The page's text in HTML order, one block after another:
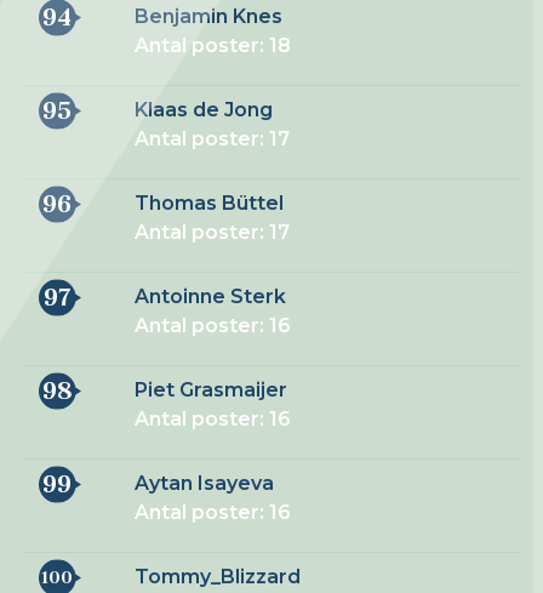
94
Benjamin Knes
Antal poster: 18
95
Klaas de Jong
Antal poster: 17
96
Thomas Büttel
Antal poster: 17
97
Antoinne Sterk
Antal poster: 16
98
Piet Grasmaijer
Antal poster: 16
99
Aytan Isayeva
Antal poster: 16
100
Tommy_Blizzard